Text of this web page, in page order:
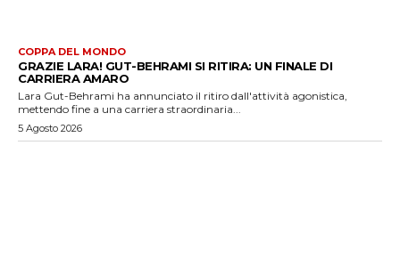
COPPA DEL MONDO
GRAZIE LARA! GUT-BEHRAMI SI RITIRA: UN FINALE DI
CARRIERA AMARO
Lara Gut-Behrami ha annunciato il ritiro dall'attività agonistica,
mettendo fine a una carriera straordinaria...
5 Agosto 2026